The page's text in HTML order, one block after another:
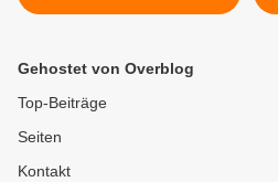
neue „werk3“
Gehostet von Overblog
Top-Beiträge
Seiten
Kontakt